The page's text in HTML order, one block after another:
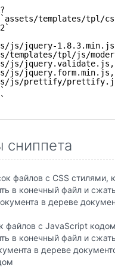
templates/
js/jquery-
templates/tpl/js/
js/jquery.validate.js,
js/jquery.form.min.js,
js/prettify/
сниппета
файлов с CSS стилями,
в конечный файл и сжать
в дереве
файлов с JavaScript
в конечный файл и сжать
в дереве